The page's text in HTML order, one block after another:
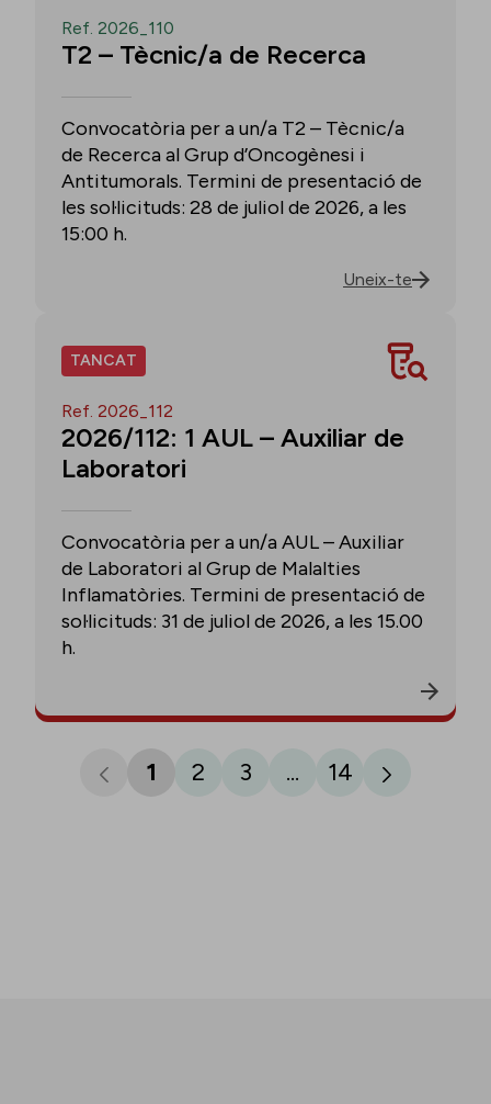
Ref. 2026_110
T2 – Tècnic/a de Recerca
Convocatòria per a un/a T2 – Tècnic/a
de Recerca al Grup d’Oncogènesi i
Antitumorals. Termini de presentació de
les sol·licituds: 28 de juliol de 2026, a les
15:00 h.
Uneix-te
TANCAT
Ref. 2026_112
2026/112: 1 AUL – Auxiliar de
Laboratori
Convocatòria per a un/a AUL – Auxiliar
de Laboratori al Grup de Malalties
Inflamatòries. Termini de presentació de
sol·licituds: 31 de juliol de 2026, a les 15.00
h.
1 2 3 ... 14